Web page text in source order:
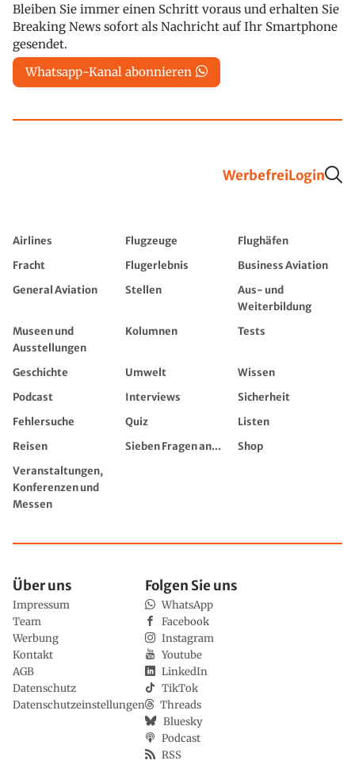
Bleiben Sie immer einen Schritt voraus und erhalten Sie
Breaking News sofort als Nachricht auf Ihr Smartphone
gesendet.
Whatsapp-Kanal abonnieren
WerbefreiLogin
Airlines Flugzeuge
Flughäfen
Fracht
Flugerlebnis
Business Aviation
General Aviation
Stellen
Aus- und
Weiterbildung
Museen und
Ausstellungen
Kolumnen Tests
Geschichte Umwelt
Wissen
Podcast
Interviews
Sicherheit
Fehlersuche
Quiz
Listen
Reisen
Sieben Fragen an...
Shop
Veranstaltungen,
Konferenzen und
Messen
Über uns
Impressum
Team
Werbung
Kontakt
AGB
Datenschutz
Datenschutzeinstellungen
Folgen Sie uns
WhatsApp
Facebook
Instagram
Youtube
LinkedIn
TikTok
Threads
Bluesky
Podcast
RSS